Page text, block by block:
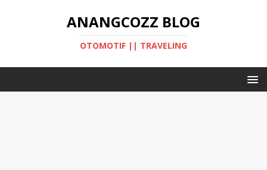
ANANGCOZZ BLOG
OTOMOTIF || TRAVELING